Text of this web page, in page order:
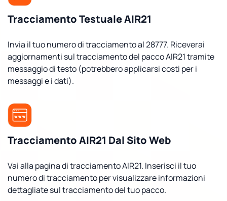
Tracciamento Testuale AIR21
Invia il tuo numero di tracciamento al 28777. Riceverai
aggiornamenti sul tracciamento del pacco AIR21 tramite
messaggio di testo (potrebbero applicarsi costi per i
messaggi e i dati).
Tracciamento AIR21 Dal Sito Web
Vai alla pagina di tracciamento AIR21. Inserisci il tuo
numero di tracciamento per visualizzare informazioni
dettagliate sul tracciamento del tuo pacco.